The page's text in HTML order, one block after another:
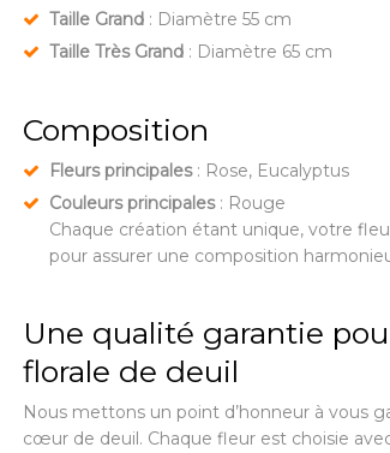
Taille Grand : Diamètre 55 cm
Taille Très Grand : Diamètre 65 cm
Composition
Fleurs principales: Rose, Eucalyptus
Couleurs principales: Rouge
Chaque création étant unique, votre
pour assurer une composition
Une qualité garantie
florale de deuil
Nous mettons un point d’honneur à vous
cœur de deuil. Chaque fleur est choisie